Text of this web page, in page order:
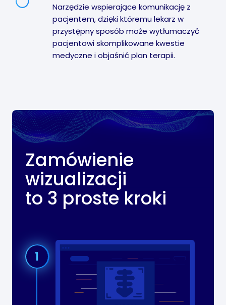
Narzędzie wspierające komunikację z
pacjentem, dzięki któremu lekarz w
przystępny sposób może wytłumaczyć
pacjentowi skomplikowane kwestie
medyczne i objaśnić plan terapii.
Zamówienie
wizualizacji
to 3 proste kroki
1